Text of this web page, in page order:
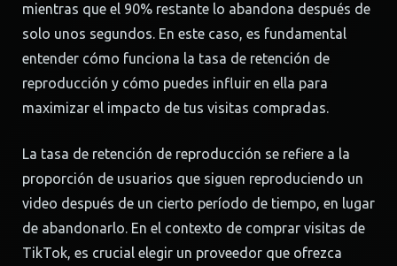
mientras que el 90% restante lo abandona después de
solo unos segundos. En este caso, es fundamental
entender cómo funciona la tasa de retención de
reproducción y cómo puedes influir en ella para
maximizar el impacto de tus visitas compradas.
La tasa de retención de reproducción se refiere a la
proporción de usuarios que siguen reproduciendo un
video después de un cierto período de tiempo, en lugar
de abandonarlo. En el contexto de comprar visitas de
TikTok, es crucial elegir un proveedor que ofrezca